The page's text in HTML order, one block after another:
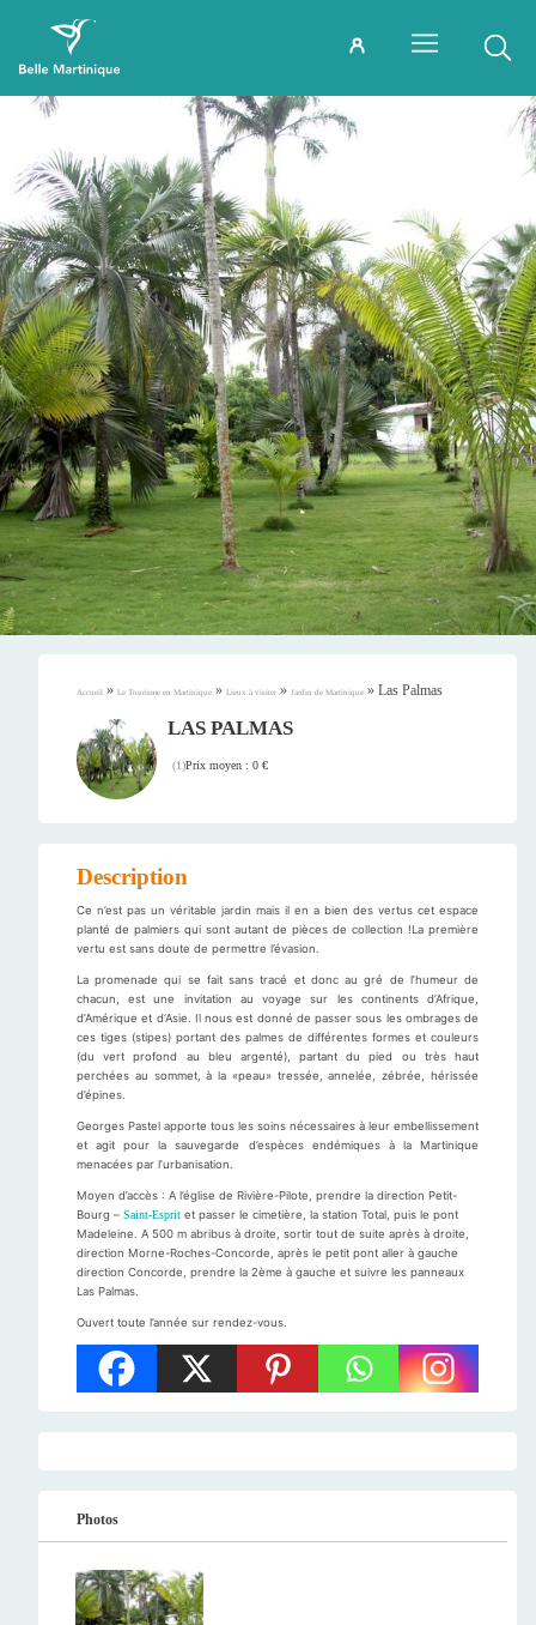
Accueil » Le Tourisme en Martinique » Lieux à visiter » Jardin de Martinique » Las Palmas
LAS PALMAS
(1)Prix moyen : 0 €
Description
Ce n’est pas un véritable jardin mais il en a bien des vertus cet espace
planté de palmiers qui sont autant de pièces de collection !La première
vertu est sans doute de permettre l’évasion.
La promenade qui se fait sans tracé et donc au gré de l’humeur de
chacun, est une invitation au voyage sur les continents d’Afrique,
d’Amérique et d’Asie. Il nous est donné de passer sous les ombrages de
ces tiges (stipes) portant des palmes de différentes formes et couleurs
(du vert profond au bleu argenté), partant du pied ou très haut
perchées au sommet, à la «peau» tressée, annelée, zébrée, hérissée
d’épines.
Georges Pastel apporte tous les soins nécessaires à leur embellissement
et agit pour la sauvegarde d’espèces endémiques à la Martinique
menacées par l’urbanisation.
Moyen d’accès : A l’église de Rivière-Pilote, prendre la direction Petit-
Bourg – Saint-Esprit et passer le cimetière, la station Total, puis le pont
Madeleine. A 500 m abribus à droite, sortir tout de suite après à droite,
direction Morne-Roches-Concorde, après le petit pont aller à gauche
direction Concorde, prendre la 2ème à gauche et suivre les panneaux
Las Palmas.
Ouvert toute l’année sur rendez-vous.
Photos